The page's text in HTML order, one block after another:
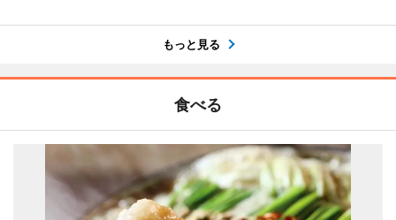
もっと見る
食べる